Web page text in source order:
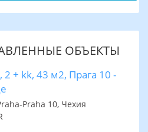
ОБЪЕКТЫ
2 + kk, 43 м2, Прага 10 -
Praha 10, Чехия